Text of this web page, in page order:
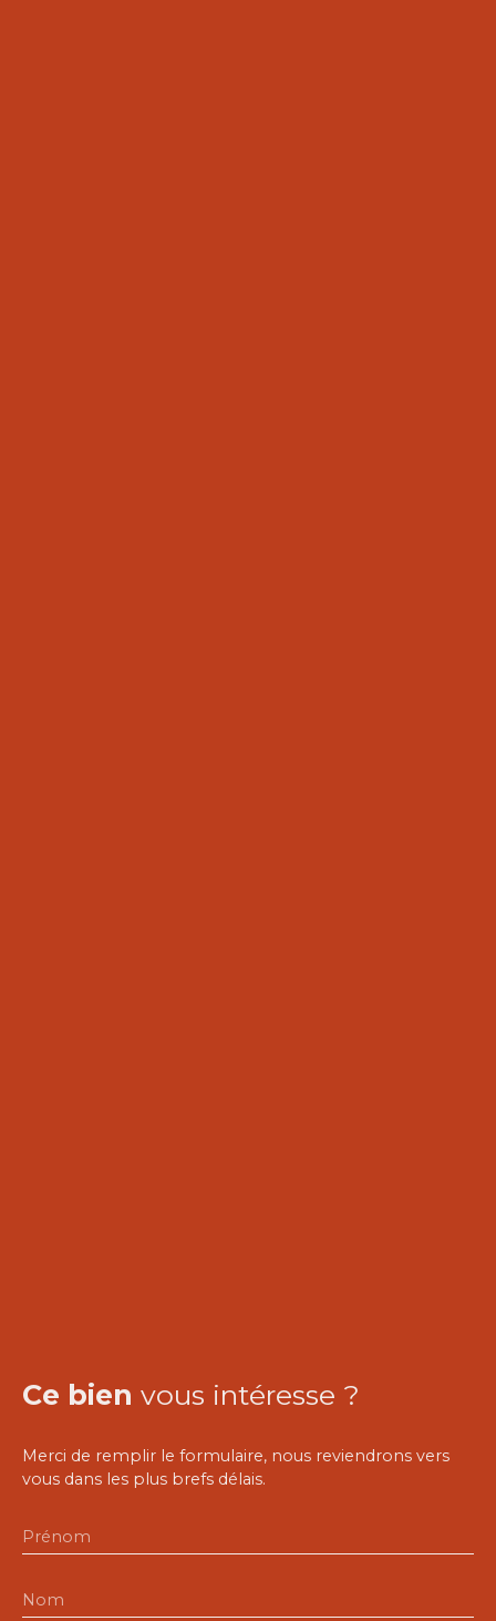
Ce bien vous intéresse ?
Merci de remplir le formulaire, nous reviendrons vers
vous dans les plus brefs délais.
Prénom
Nom